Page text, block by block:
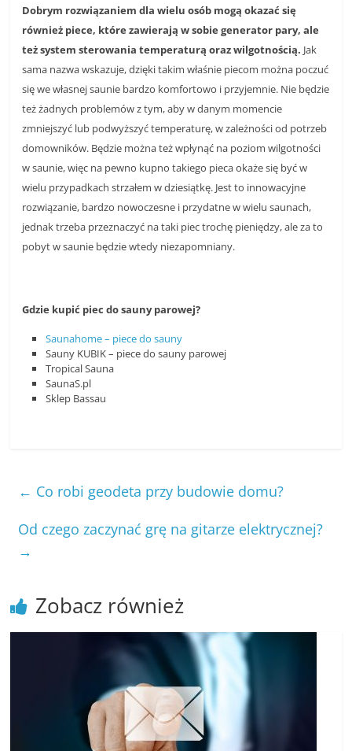
Dobrym rozwiązaniem dla wielu osób mogą okazać się
również piece, które zawierają w sobie generator pary, ale
też system sterowania temperaturą oraz wilgotnością. Jak
sama nazwa wskazuje, dzięki takim właśnie piecom można poczuć
się we własnej saunie bardzo komfortowo i przyjemnie. Nie będzie
też żadnych problemów z tym, aby w danym momencie
zmniejszyć lub podwyższyć temperaturę, w zależności od potrzeb
domowników. Będzie można też wpłynąć na poziom wilgotności
w saunie, więc na pewno kupno takiego pieca okaże się być w
wielu przypadkach strzałem w dziesiątkę. Jest to innowacyjne
rozwiązanie, bardzo nowoczesne i przydatne w wielu saunach,
jednak trzeba przeznaczyć na taki piec trochę pieniędzy, ale za to
pobyt w saunie będzie wtedy niezapomniany.
Gdzie kupić piec do sauny parowej?
Saunahome – piece do sauny
Sauny KUBIK – piece do sauny parowej
Tropical Sauna
SaunaS.pl
Sklep Bassau
← Co robi geodeta przy budowie domu?
Od czego zaczynać grę na gitarze elektrycznej?
→
Zobacz również